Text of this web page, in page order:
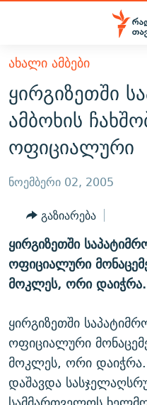
Accessibility
მთავარ
შინაარსზე
დაბრუნება
მთავარ
ნავიგაციაზე
დაბრუნება
ძიებაზე
ᲐᲮᲐᲚᲘ ᲐᲛᲑᲔᲑᲘ
ᲗᲔᲛᲔᲑᲘ
ᲞᲝᲚᲘᲢᲘᲙᲐ
ᲔᲙᲝᲜᲝᲛᲘᲙᲐ
ᲡᲐᲖᲝᲒᲐᲓᲝᲔᲑᲐ
ᲕᲘᲓᲔᲝ
ᲑᲚᲝᲒᲔᲑᲘ
ᲞᲝᲓᲙᲐᲡᲢᲔᲑᲘ
60 ᲓᲔᲪᲘᲑᲔᲚᲘ
ᲒᲐᲜᲙᲘᲗᲮᲕᲘᲡ ᲓᲦᲔ
ᲛᲝᲚᲐᲞᲐᲠᲐᲙᲔ ᲢᲔᲥᲡᲢᲔᲑᲘ
ᲨᲘᲜ - ᲣᲪᲮᲝᲔᲗᲨᲘ
ᲚᲘᲢᲔᲠᲐᲢᲣᲠᲣᲚᲘ
ᲤᲔᲜᲝᲕᲐᲜᲘ - 2.10
ᲗᲥᲕᲔᲜᲘ ᲞᲣᲑᲚᲘᲙᲐᲪᲘᲔᲑᲘ
ᲞᲠᲝᲔᲥᲢᲔᲑᲘ
ᲣᲙᲠᲐᲘᲜᲐᲨᲘ ᲓᲐᲦᲣᲞᲣᲚᲘ
ᲩᲔᲛᲘ ᲡᲘᲙᲕᲓᲘᲚᲘᲡ ᲛᲘᲖᲔᲖᲘᲐ
11 ᲬᲔᲚᲘ - 11 ᲐᲛᲑᲐᲕᲘ
ᲡᲐᲞᲐᲠᲚᲐᲛᲔᲜᲢᲝ
ЭХО КАВКАЗА
ᲒᲐᲛᲝᲘᲬᲔᲠᲔ
ᲐᲮᲐᲚᲘ ᲐᲛᲑᲔᲑᲘ
ყირგიზეთში
ამბოხის
ოფიციალური
ნოემბერი 02, 2005
გაზიარება
ყირგიზეთში
ოფიციალური
მოკლეს, ორი დაიჭრა.
ყირგიზეთში
ოფიციალური
მოკლეს, ორი დაიჭრა.
დაშავდა